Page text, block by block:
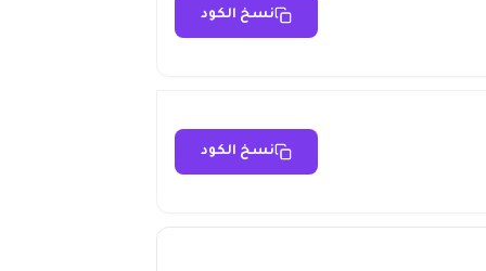
نسخ الكود
نسخ الكود